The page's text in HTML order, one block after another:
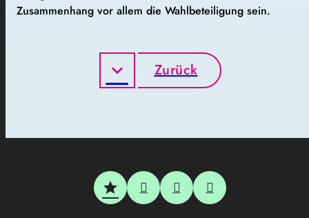
Zusammenhang vor allem die Wahlbeteiligung sein.
Zurück